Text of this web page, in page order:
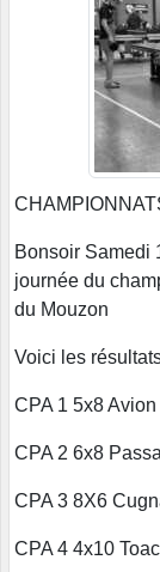
Bonsoir Samedi
journée du
du Mouzon
Voici les
CPA 1 5x8 Avion
CPA 2 6x8
CPA 3 8X6
CPA 4 4x10